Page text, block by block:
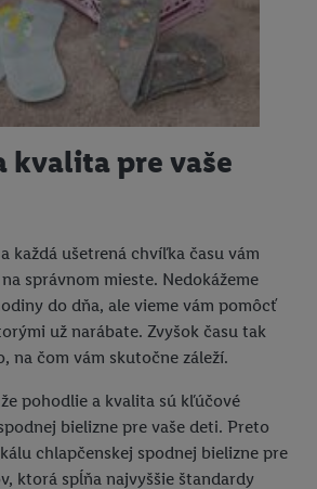
kvalita pre vaše
každá ušetrená chvíľka času vám
správnom mieste. Nedokážeme
do dňa, ale vieme vám pomôcť
už narábate. Zvyšok času tak
na čom vám skutočne záleží.
pohodlie a kvalita sú kľúčové
bielizne pre vaše deti. Preto
chlapčenskej spodnej bielizne pre
ktorá spĺňa najvyššie štandardy